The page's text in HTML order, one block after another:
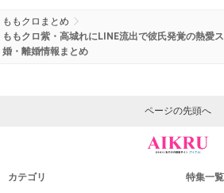
ももクロまとめ
ももクロ紫・高城れにLINE流出で彼氏発覚の熱愛
婚・離婚情報まとめ
ページの先頭へ
カテゴリ 特集一覧